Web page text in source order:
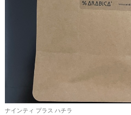
ナインティ プラス ハチラ